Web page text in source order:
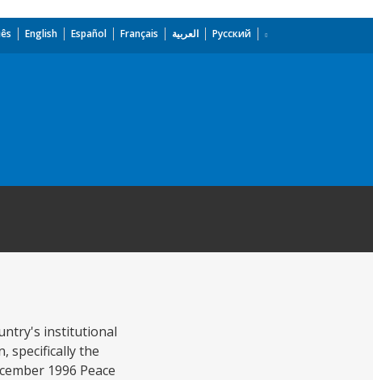
English Español Français العربية Русский
institutional
specifically the
1996 Peace